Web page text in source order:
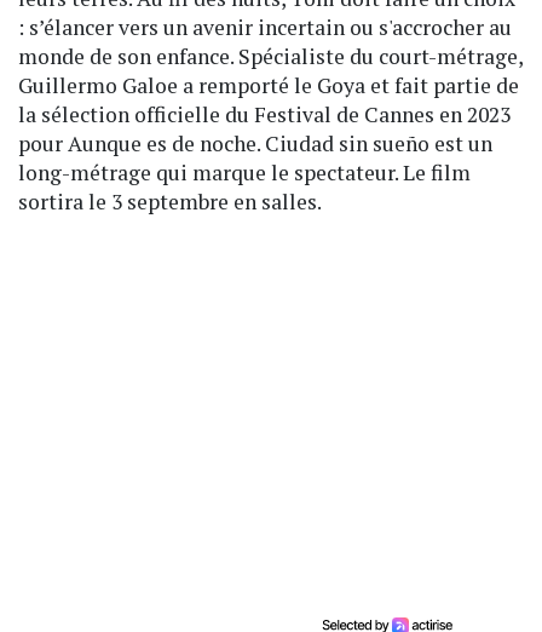
: s’élancer vers un avenir incertain ou s'accrocher au
monde de son enfance. Spécialiste du court-métrage,
Guillermo Galoe a remporté le Goya et fait partie de
la sélection officielle du Festival de Cannes en 2023
pour Aunque es de noche. Ciudad sin sueño est un
long-métrage qui marque le spectateur. Le film
sortira le 3 septembre en salles.